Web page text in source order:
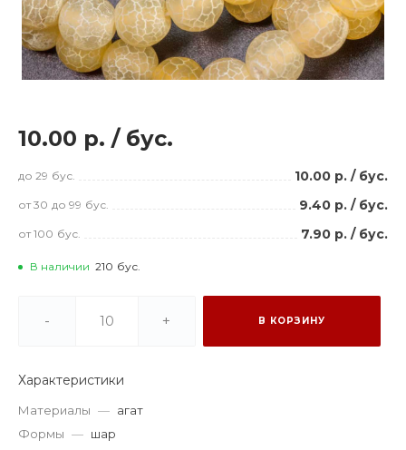
10.00 р. / бус.
до 29 бус. 10.00 р. / бус.
от 30 до 99 бус. 9.40 р. / бус.
от 100 бус. 7.90 р. / бус.
В наличии 210 бус.
- + В КОРЗИНУ
Характеристики
Материалы — агат
Формы — шар